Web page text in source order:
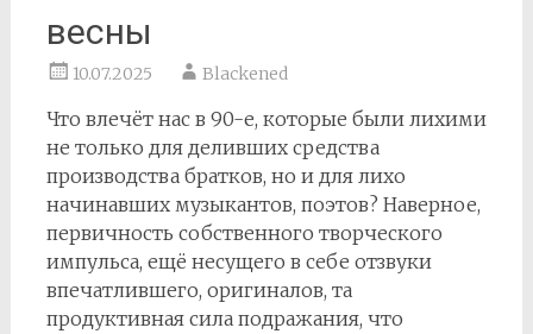
весны
10.07.2025 Blackened
Что влечёт нас в 90-е, которые были лихими
не только для деливших средства
производства братков, но и для лихо
начинавших музыкантов, поэтов? Наверное,
первичность собственного творческого
импульса, ещё несущего в себе отзвуки
впечатлившего, оригиналов, та
продуктивная сила подражания, что